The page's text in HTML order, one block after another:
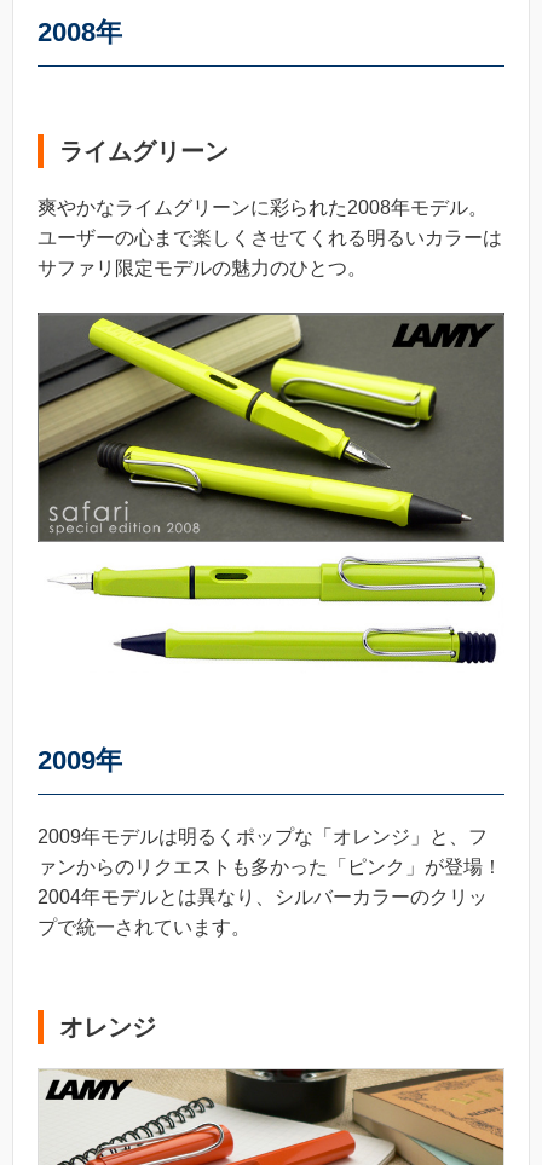
2008年
ライムグリーン
爽やかなライムグリーンに彩られた2008年モデル。
ユーザーの心まで楽しくさせてくれる明るいカラーは
サファリ限定モデルの魅力のひとつ。
2009年
2009年モデルは明るくポップな「オレンジ」と、フ
ァンからのリクエストも多かった「ピンク」が登場！
2004年モデルとは異なり、シルバーカラーのクリッ
プで統一されています。
オレンジ